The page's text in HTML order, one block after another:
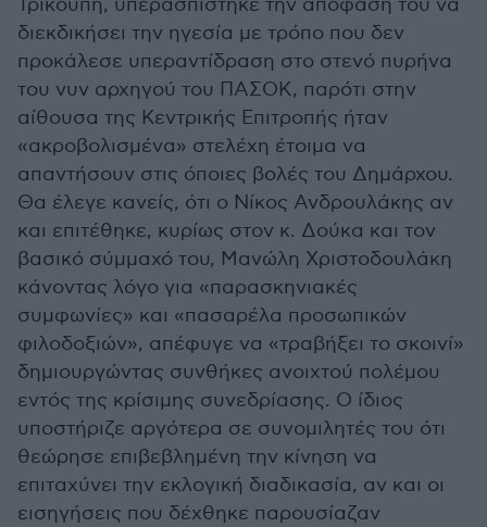
Τρικούπη, υπερασπίστηκε την απόφασή του να
διεκδικήσει την ηγεσία με τρόπο που δεν
προκάλεσε υπεραντίδραση στο στενό πυρήνα
του νυν αρχηγού του ΠΑΣΟΚ, παρότι στην
αίθουσα της Κεντρικής Επιτροπής ήταν
«ακροβολισμένα» στελέχη έτοιμα να
απαντήσουν στις όποιες βολές του Δημάρχου.
Θα έλεγε κανείς, ότι ο Νίκος Ανδρουλάκης αν
και επιτέθηκε, κυρίως στον κ. Δούκα και τον
βασικό σύμμαχό του, Μανώλη Χριστοδουλάκη
κάνοντας λόγο για «παρασκηνιακές
συμφωνίες» και «πασαρέλα προσωπικών
φιλοδοξιών», απέφυγε να «τραβήξει το σκοινί»
δημιουργώντας συνθήκες ανοιχτού πολέμου
εντός της κρίσιμης συνεδρίασης. Ο ίδιος
υποστήριζε αργότερα σε συνομιλητές του ότι
θεώρησε επιβεβλημένη την κίνηση να
επιταχύνει την εκλογική διαδικασία, αν και οι
εισηγήσεις που δέχθηκε παρουσίαζαν